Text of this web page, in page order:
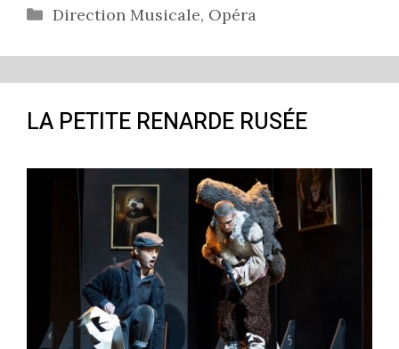
Catégories
Direction Musicale, Opéra
LA PETITE RENARDE RUSÉE